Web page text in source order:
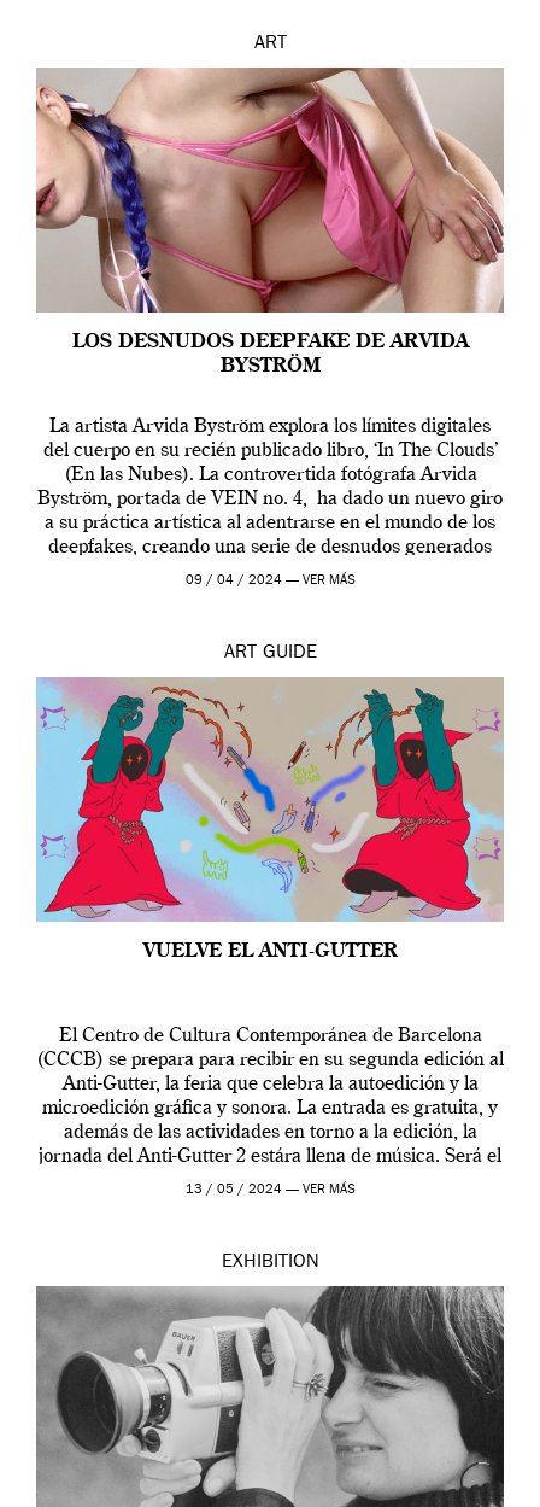
ART
LOS DESNUDOS DEEPFAKE DE ARVIDA
BYSTRÖM
La artista Arvida Byström explora los límites digitales
del cuerpo en su recién publicado libro, ‘In The Clouds’
(En las Nubes). La controvertida fotógrafa Arvida
Byström, portada de VEIN no. 4, ha dado un nuevo giro
a su práctica artística al adentrarse en el mundo de los
deepfakes, creando una serie de desnudos generados
por […]
09 / 04 / 2024 — VER MÁS
ART GUIDE
VUELVE EL ANTI-GUTTER
El Centro de Cultura Contemporánea de Barcelona
(CCCB) se prepara para recibir en su segunda edición al
Anti-Gutter, la feria que celebra la autoedición y la
microedición gráfica y sonora. La entrada es gratuita, y
además de las actividades en torno a la edición, la
jornada del Anti-Gutter 2 estára llena de música. Será el
[…]
13 / 05 / 2024 — VER MÁS
EXHIBITION